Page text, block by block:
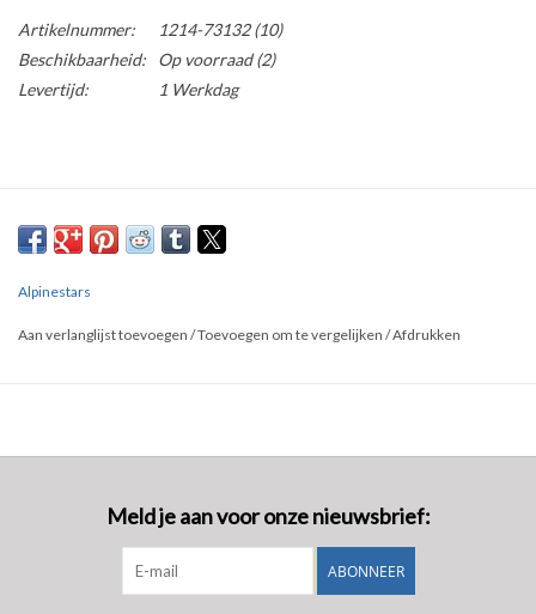
Artikelnummer:
1214-73132 (10)
Beschikbaarheid:
Op voorraad(2)
Levertijd:
1 Werkdag
Alpinestars
Aan verlanglijst toevoegen /Toevoegen om te vergelijken /Afdrukken
Meld je aan voor onze nieuwsbrief:
ABONNEER